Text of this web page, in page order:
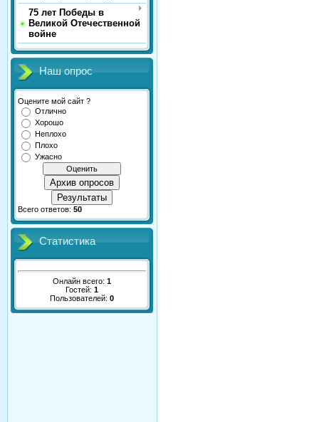
75 лет Победы в
Великой Отечественной
войне
Наш опрос
Оцените мой сайт ?
Отлично
Хорошо
Неплохо
Плохо
Ужасно
Архив опросов
Результаты
Всего ответов: 50
Статистика
Онлайн всего: 1
Гостей: 1
Пользователей: 0